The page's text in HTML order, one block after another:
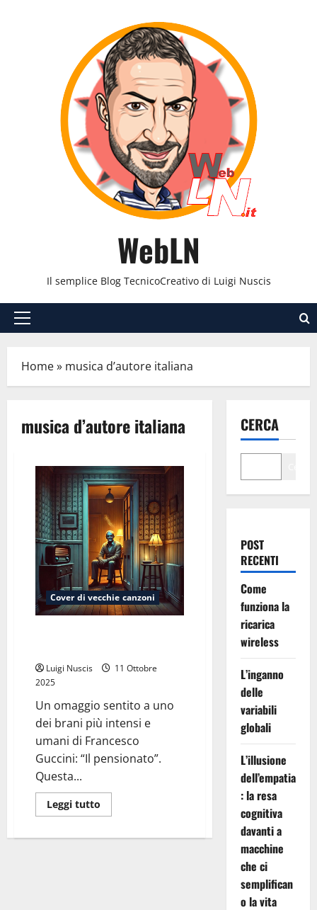
WebLN
Il semplice Blog TecnicoCreativo di Luigi Nuscis
Menu
Home» musica d’autore italiana
musica d’autore italiana
Cover di vecchie canzoni
Luigi Nuscis
11 Ottobre
2025
Un omaggio sentito a uno
dei brani più intensi e
umani di Francesco
Guccini: “Il pensionato”.
Questa...
Leggi tutto
di
Il
CERCA
POST
RECENTI
Come
funziona la
ricarica
wireless
L’inganno
delle
variabili
globali
L’illusione
dell’empatia
: la resa
cognitiva
davanti a
macchine
che ci
semplifican
o la vita